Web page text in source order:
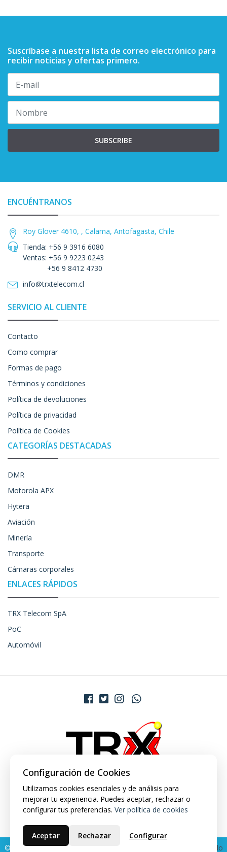
Suscríbase a nuestra lista de correo electrónico para
recibir noticias y ofertas primero.
SUBSCRIBE
ENCUÉNTRANOS
Roy Glover 4610, , Calama, Antofagasta, Chile
Tienda: +56 9 3916 6080
Ventas: +56 9 9223 0243
+56 9 8412 4730
info@trxtelecom.cl
SERVICIO AL CLIENTE
Contacto
Como comprar
Formas de pago
Términos y condiciones
Política de devoluciones
Política de privacidad
Política de Cookies
CATEGORÍAS DESTACADAS
DMR
Motorola APX
Hytera
Aviación
Minería
Transporte
Cámaras corporales
ENLACES RÁPIDOS
TRX Telecom SpA
PoC
Automóvil
© 2026 TRX Market. Todos los derechos reservados. Desarrollado
Configuración de Cookies
Utilizamos cookies esenciales y de análisis para
mejorar tu experiencia. Puedes aceptar, rechazar o
configurar tus preferencias. Ver política de cookies
Aceptar Rechazar Configurar